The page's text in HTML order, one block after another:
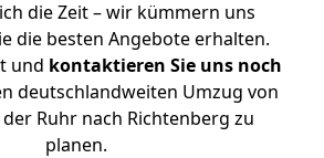
die Zeit – wir kümmern uns
die besten Angebote erhalten.
und kontaktieren Sie uns noch
deutschlandweiten Umzug von
Ruhr nach Richtenberg zu
planen.